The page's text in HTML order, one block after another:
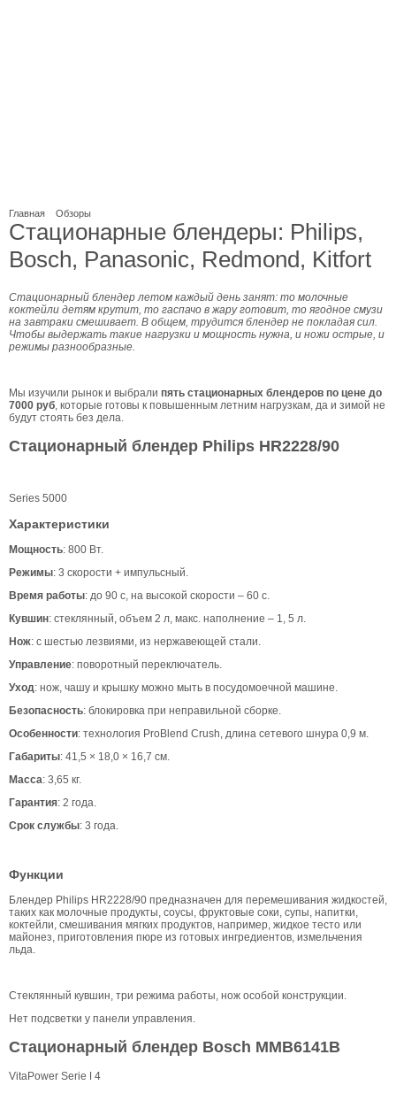
Главная Обзоры
Стационарные блендеры: Philips,
Bosch, Panasonic, Redmond, Kitfort
Стационарный блендер летом каждый день занят: то молочные
коктейли детям крутит, то гаспачо в жару готовит, то ягодное смузи
на завтраки смешивает. В общем, трудится блендер не покладая сил.
Чтобы выдержать такие нагрузки и мощность нужна, и ножи острые, и
режимы разнообразные.
Мы изучили рынок и выбрали пять стационарных блендеров по цене до
7000 руб, которые готовы к повышенным летним нагрузкам, да и зимой не
будут стоять без дела.
Стационарный блендер Philips HR2228/90
Series 5000
Характеристики
Мощность: 800 Вт.
Режимы: 3 скорости + импульсный.
Время работы: до 90 с, на высокой скорости – 60 с.
Кувшин: стеклянный, объем 2 л, макс. наполнение – 1, 5 л.
Нож: с шестью лезвиями, из нержавеющей стали.
Управление: поворотный переключатель.
Уход: нож, чашу и крышку можно мыть в посудомоечной машине.
Безопасность: блокировка при неправильной сборке.
Особенности: технология ProBlend Crush, длина сетевого шнура 0,9 м.
Габариты: 41,5 × 18,0 × 16,7 см.
Масса: 3,65 кг.
Гарантия: 2 года.
Срок службы: 3 года.
Функции
Блендер Philips HR2228/90 предназначен для перемешивания жидкостей,
таких как молочные продукты, соусы, фруктовые соки, супы, напитки,
коктейли, смешивания мягких продуктов, например, жидкое тесто или
майонез, приготовления пюре из готовых ингредиентов, измельчения
льда.
Стеклянный кувшин, три режима работы, нож особой конструкции.
Нет подсветки у панели управления.
Стационарный блендер Bosch MMB6141B
VitaPower Serie ǀ 4